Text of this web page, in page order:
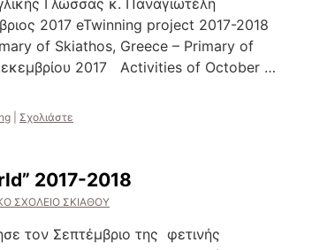
Γλώσσας κ. Παναγιωτέλη
2017 eTwinning project 2017-2018
of Skiathos, Greece – Primary of
2017 Activities of October …
Σχολιάστε
2017-2018
ΣΧΟΛΕΙΟ ΣΚΙΑΘΟΥ
τον Σεπτέμβριο της φετινής